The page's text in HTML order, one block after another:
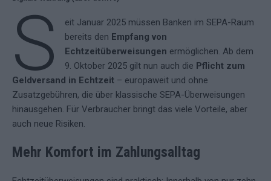
S
eit Januar 2025 müssen Banken im SEPA-Raum
bereits den Empfang von
Echtzeitüberweisungen ermöglichen. Ab dem
9. Oktober 2025 gilt nun auch die Pflicht zum
Geldversand in Echtzeit – europaweit und ohne
Zusatzgebühren, die über klassische SEPA-Überweisungen
hinausgehen. Für Verbraucher bringt das viele Vorteile, aber
auch neue Risiken.
Mehr Komfort im Zahlungsalltag